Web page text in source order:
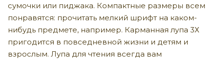
сумочки или пиджака. Компактные размеры всем
понравятся: прочитать мелкий шрифт на каком-
нибудь предмете, например. Карманная лупа 3Х
пригодится в повседневной жизни и детям и
взрослым. Лупа для чтения всегда вам